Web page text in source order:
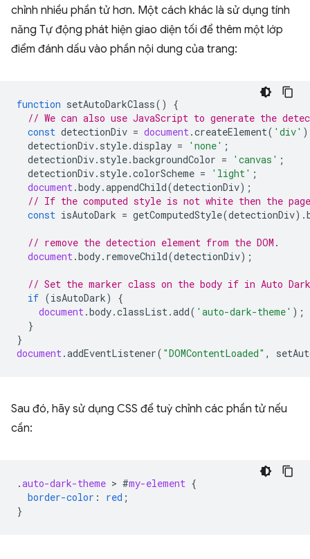
chỉnh nhiều phần tử hơn. Một cách khác là sử dụng tính
năng Tự động phát hiện giao diện tối để thêm một lớp
điểm đánh dấu vào phần nội dung của trang:
function setAutoDarkClass()
{
// We can also use JavaScript to generate the
const detectionDiv = document.createElement( 'div'
detectionDiv. style.display = 'none' ;
detectionDiv. style.backgroundColor = 'canvas' ;
detectionDiv. style.colorScheme = 'light' ;
document.body.appendChild(detectionDiv);
// If the computed style is not white then the
const isAutoDark = getComputedStyle(detectionDiv).
// remove the detection element from the DOM.
document.body. removeChild(detectionDiv);
// Set the marker class on the body if in Auto Dark
if (isAutoDark)
{
document.body.classList.add( 'auto-dark-theme' );
}
}
document.addEventListener( "DOMContentLoaded" ,
Sau đó, hãy sử dụng CSS để tuỳ chỉnh các phần tử nếu
cần:
.auto-dark-theme > #my-element {
border-color : red ;
}